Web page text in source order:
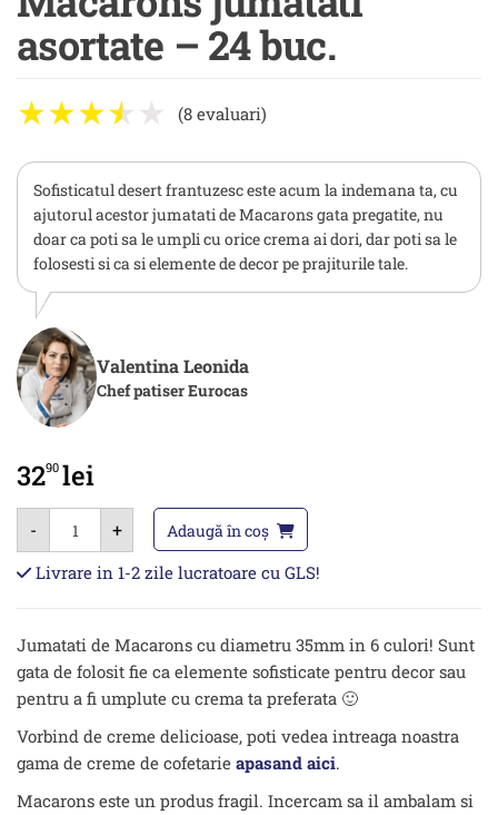
asortate – 24 buc.
(8 evaluari)
Sofisticatul desert frantuzesc este acum la indemana ta, cu
ajutorul acestor jumatati de Macarons gata pregatite, nu
doar ca poti sa le umpli cu orice crema ai dori, dar poti sa le
folosesti si ca si elemente de decor pe prajiturile tale.
Valentina Leonida
Chef patiser Eurocas
3290 lei
-
Cantitate
Macarons
jumatati
asortate
–
+ Adaugă în coș
Livrare in 1-2 zile lucratoare cu GLS!
Jumatati de Macarons cu diametru 35mm in 6 culori! Sunt
gata de folosit fie ca elemente sofisticate pentru decor sau
pentru a fi umplute cu crema ta preferata 🙂
Vorbind de creme delicioase, poti vedea intreaga noastra
gama de creme de cofetarie apasand aici.
Macarons este un produs fragil. Incercam sa il ambalam si